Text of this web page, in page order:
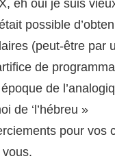
eh oui je suis
possible
(peut-être par
de
de
de ‘l’hébreu »
pour vos